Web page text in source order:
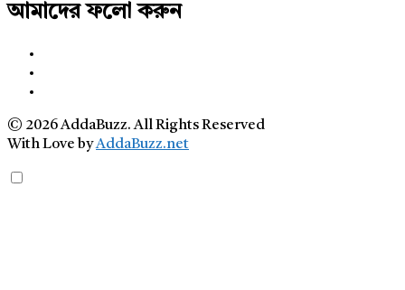
আমাদের ফলো করুন
© 2026 AddaBuzz. All Rights Reserved
With Love byAddaBuzz.net